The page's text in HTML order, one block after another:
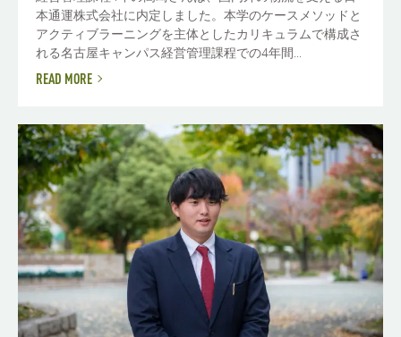
本通運株式会社に内定しました。本学のケースメソッドと
アクティブラーニングを主体としたカリキュラムで構成さ
れる名古屋キャンパス経営管理課程での4年間...
READ MORE